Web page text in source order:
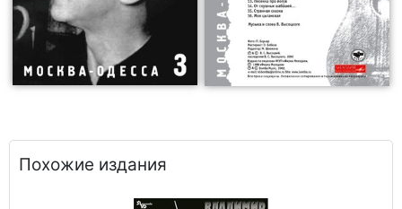
Похожие издания